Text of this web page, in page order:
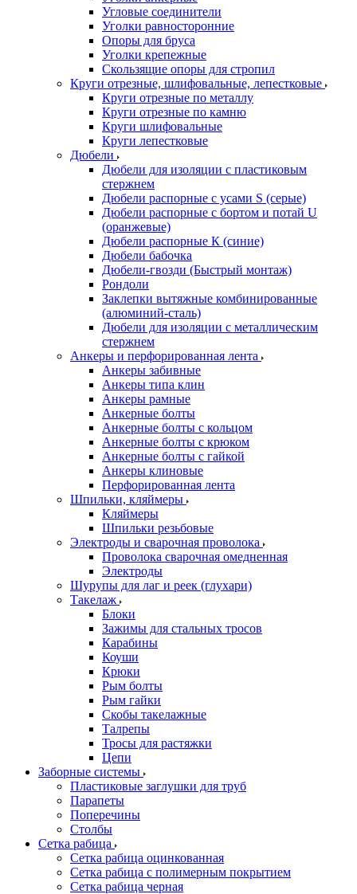
Угловые соединители
Уголки равносторонние
Опоры для бруса
Уголки крепежные
Скользящие опоры для стропил
Круги отрезные, шлифовальные, лепестковые
Круги отрезные по металлу
Круги отрезные по камню
Круги шлифовальные
Круги лепестковые
Дюбели
Дюбели для изоляции с пластиковым
стержнем
Дюбели распорные с усами S (серые)
Дюбели распорные c бортом и потай U
(оранжевые)
Дюбели распорные К (синие)
Дюбели бабочка
Дюбели-гвозди (Быстрый монтаж)
Рондоли
Заклепки вытяжные комбинированные
(алюминий-сталь)
Дюбели для изоляции с металлическим
стержнем
Анкеры и перфорированная лента
Анкеры забивные
Анкеры типа клин
Анкеры рамные
Анкерные болты
Анкерные болты с кольцом
Анкерные болты с крюком
Анкерные болты с гайкой
Анкеры клиновые
Перфорированная лента
Шпильки, кляймеры
Кляймеры
Шпильки резьбовые
Электроды и сварочная проволока
Проволока сварочная омедненная
Электроды
Шурупы для лаг и реек (глухари)
Такелаж
Блоки
Зажимы для стальных тросов
Карабины
Коуши
Крюки
Рым болты
Рым гайки
Скобы такелажные
Талрепы
Тросы для растяжки
Цепи
Заборные системы
Пластиковые заглушки для труб
Парапеты
Поперечины
Столбы
Сетка рабица
Сетка рабица оцинкованная
Сетка рабица с полимерным покрытием
Сетка рабица черная